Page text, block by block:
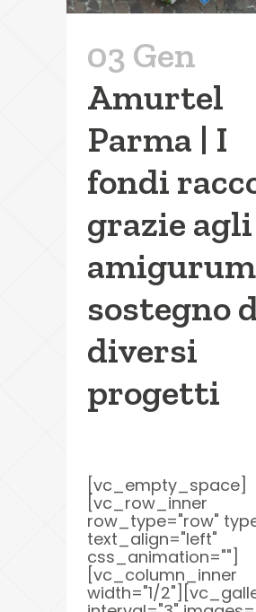
03 Gen
Amurtel
Parma | I
fondi
grazie agli
sostegno
diversi
progetti
[vc_empty_space]
[vc_row_inner
row_type="row"
text_align="left"
css_animation=""]
[vc_column_inner
width="1/